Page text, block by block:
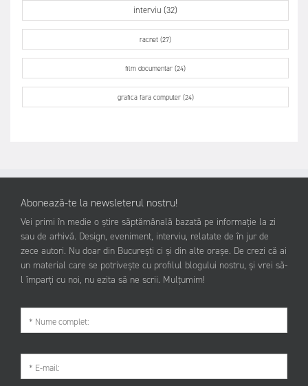
interviu (32)
racnet (27)
film documentar (24)
grafica fara computer (24)
Abonează-te la newsleterul nostru!
Vei primi în medie o știre săptămânală bazată pe informație la zi
sau de arhivă. Design, eveniment, interviu, relatate de în jur de
zece autori. Nu doar din București ci și din alte orașe. De crezi că ai
un material care se potrivește cu profilul blogului nostru, și vrei să-
l împarți cu noi, nu ezita să ne scrii. Mulțumim!